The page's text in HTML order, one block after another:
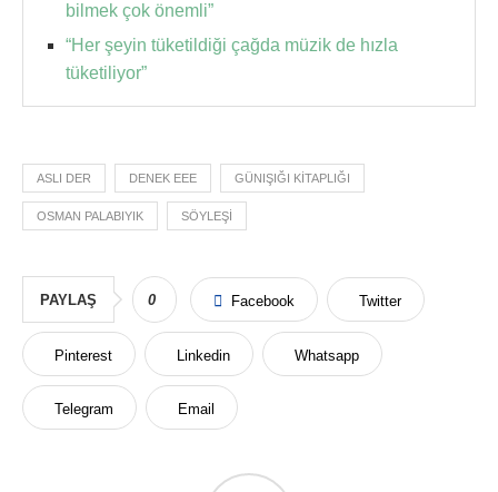
bilmek çok önemli”
“Her şeyin tüketildiği çağda müzik de hızla
tüketiliyor”
ASLI DER DENEK EEE GÜNIŞIĞI KITAPLIĞI
OSMAN PALABIYIK SÖYLEŞI
PAYLAŞ 0 Facebook Twitter
Pinterest Linkedin Whatsapp
Telegram Email